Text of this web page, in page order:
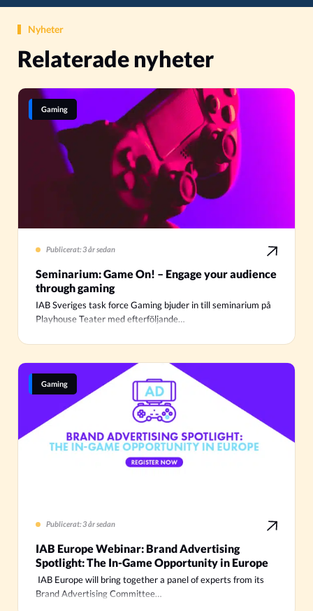
Nyheter
Relaterade nyheter
Gaming
Publicerat: 3 år sedan
Seminarium: Game On! – Engage your audience
through gaming
IAB Sveriges task force Gaming bjuder in till seminarium på
Playhouse Teater med efterföljande…
Gaming
Publicerat: 3 år sedan
IAB Europe Webinar: Brand Advertising
Spotlight: The In-Game Opportunity in Europe
IAB Europe will bring together a panel of experts from its
Brand Advertising Committee…